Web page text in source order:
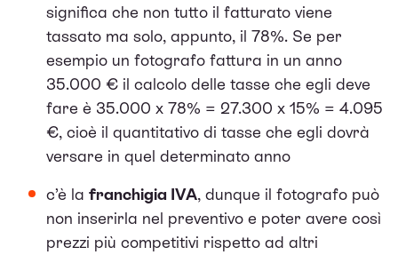
significa che non tutto il fatturato viene
tassato ma solo, appunto, il 78%. Se per
esempio un fotografo fattura in un anno
35.000 € il calcolo delle tasse che egli deve
fare è 35.000 x 78% = 27.300 x 15% = 4.095
€, cioè il quantitativo di tasse che egli dovrà
versare in quel determinato anno
c’è la franchigia IVA, dunque il fotografo può
non inserirla nel preventivo e poter avere così
prezzi più competitivi rispetto ad altri